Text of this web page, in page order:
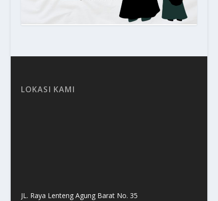
LOKASI KAMI
JL. Raya Lenteng Agung Barat No. 35